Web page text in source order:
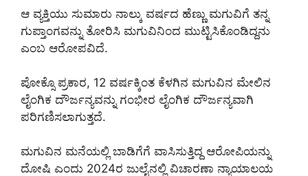
ಆ ವ್ಯಕ್ತಿಯು ಸುಮಾರು ನಾಲ್ಕು ವರ್ಷದ ಹೆಣ್ಣು ಮಗುವಿಗೆ ತನ್ನ
ಗುಪ್ತಾಂಗವನ್ನು ತೋರಿಸಿ ಮಗುವಿನಿಂದ ಮುಟ್ಟಿಸಿಕೊಂಡಿದ್ದನು
ಎಂಬ ಆರೋಪವಿದೆ.
ಪೋಕ್ಸೊ ಪ್ರಕಾರ, 12 ವರ್ಷಕ್ಕಿಂತ ಕೆಳಗಿನ ಮಗುವಿನ ಮೇಲಿನ
ಲೈಂಗಿಕ ದೌರ್ಜನ್ಯವನ್ನು ಗಂಭೀರ ಲೈಂಗಿಕ ದೌರ್ಜನ್ಯವಾಗಿ
ಪರಿಗಣಿಸಲಾಗುತ್ತದೆ.
ಮಗುವಿನ ಮನೆಯಲ್ಲಿ ಬಾಡಿಗೆಗೆ ವಾಸಿಸುತ್ತಿದ್ದ ಆರೋಪಿಯನ್ನು
ದೋಷಿ ಎಂದು 2024ರ ಜುಲೈನಲ್ಲಿ ವಿಚಾರಣಾ ನ್ಯಾಯಾಲಯ